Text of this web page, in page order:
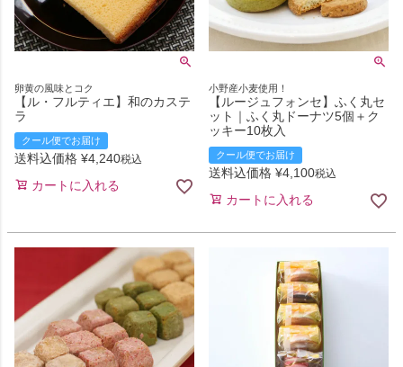
卵黄の風味とコク
【ル・フルティエ】和のカステ
ラ
クール便でお届け
送料込価格 ¥4,240税込
カートに入れる
小野産小麦使用！
【ルージュフォンセ】ふく丸セ
ット｜ふく丸ドーナツ5個＋ク
ッキー10枚入
クール便でお届け
送料込価格 ¥4,100税込
カートに入れる